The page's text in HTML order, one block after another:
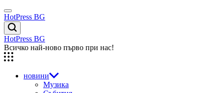
Skip
to
content
Menu
HotPress BG
Търсене
HotPress BG
Всичко най-ново първо при нас!
новини
Музика